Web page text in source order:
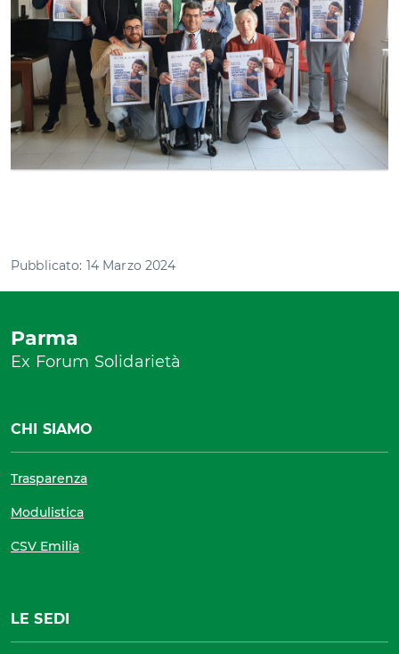
Pubblicato: 14 Marzo 2024
Parma
Ex Forum Solidarietà
CHI SIAMO
Trasparenza
Modulistica
CSV Emilia
LE SEDI